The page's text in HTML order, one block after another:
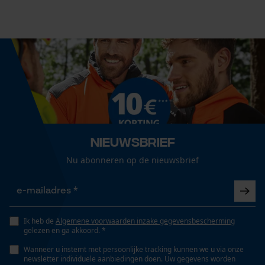
Technische specificaties
Automatische kettingsmering
Nee
Eigenschap
hoge snijprestaties, hoge stabiliteit
Nee
Fasewisselaar
Nee
Nieuwsbrief
Nu abonneren op de nieuwsbrief
Ik heb de Algemene voorwaarden inzake gegevensbescherming
gelezen en ga akkoord. *
Wanneer u instemt met persoonlijke tracking kunnen we u via onze
newsletter individuele aanbiedingen doen. Uw gegevens worden
Econda Analytics
Mouseflow Web Analytics Tool
Fact-Finder Tracking
Prestatie en functionele
Loop54 Personalization
Opgeslagen winkelwagen